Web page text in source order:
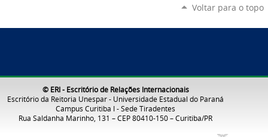
Voltar para o topo
© ERI - Escritório de Relações Internacionais
Escritório da Reitoria Unespar - Universidade Estadual do Paraná
Campus Curitiba I - Sede Tiradentes
Rua Saldanha Marinho, 131 – CEP 80410-150 – Curitiba/PR